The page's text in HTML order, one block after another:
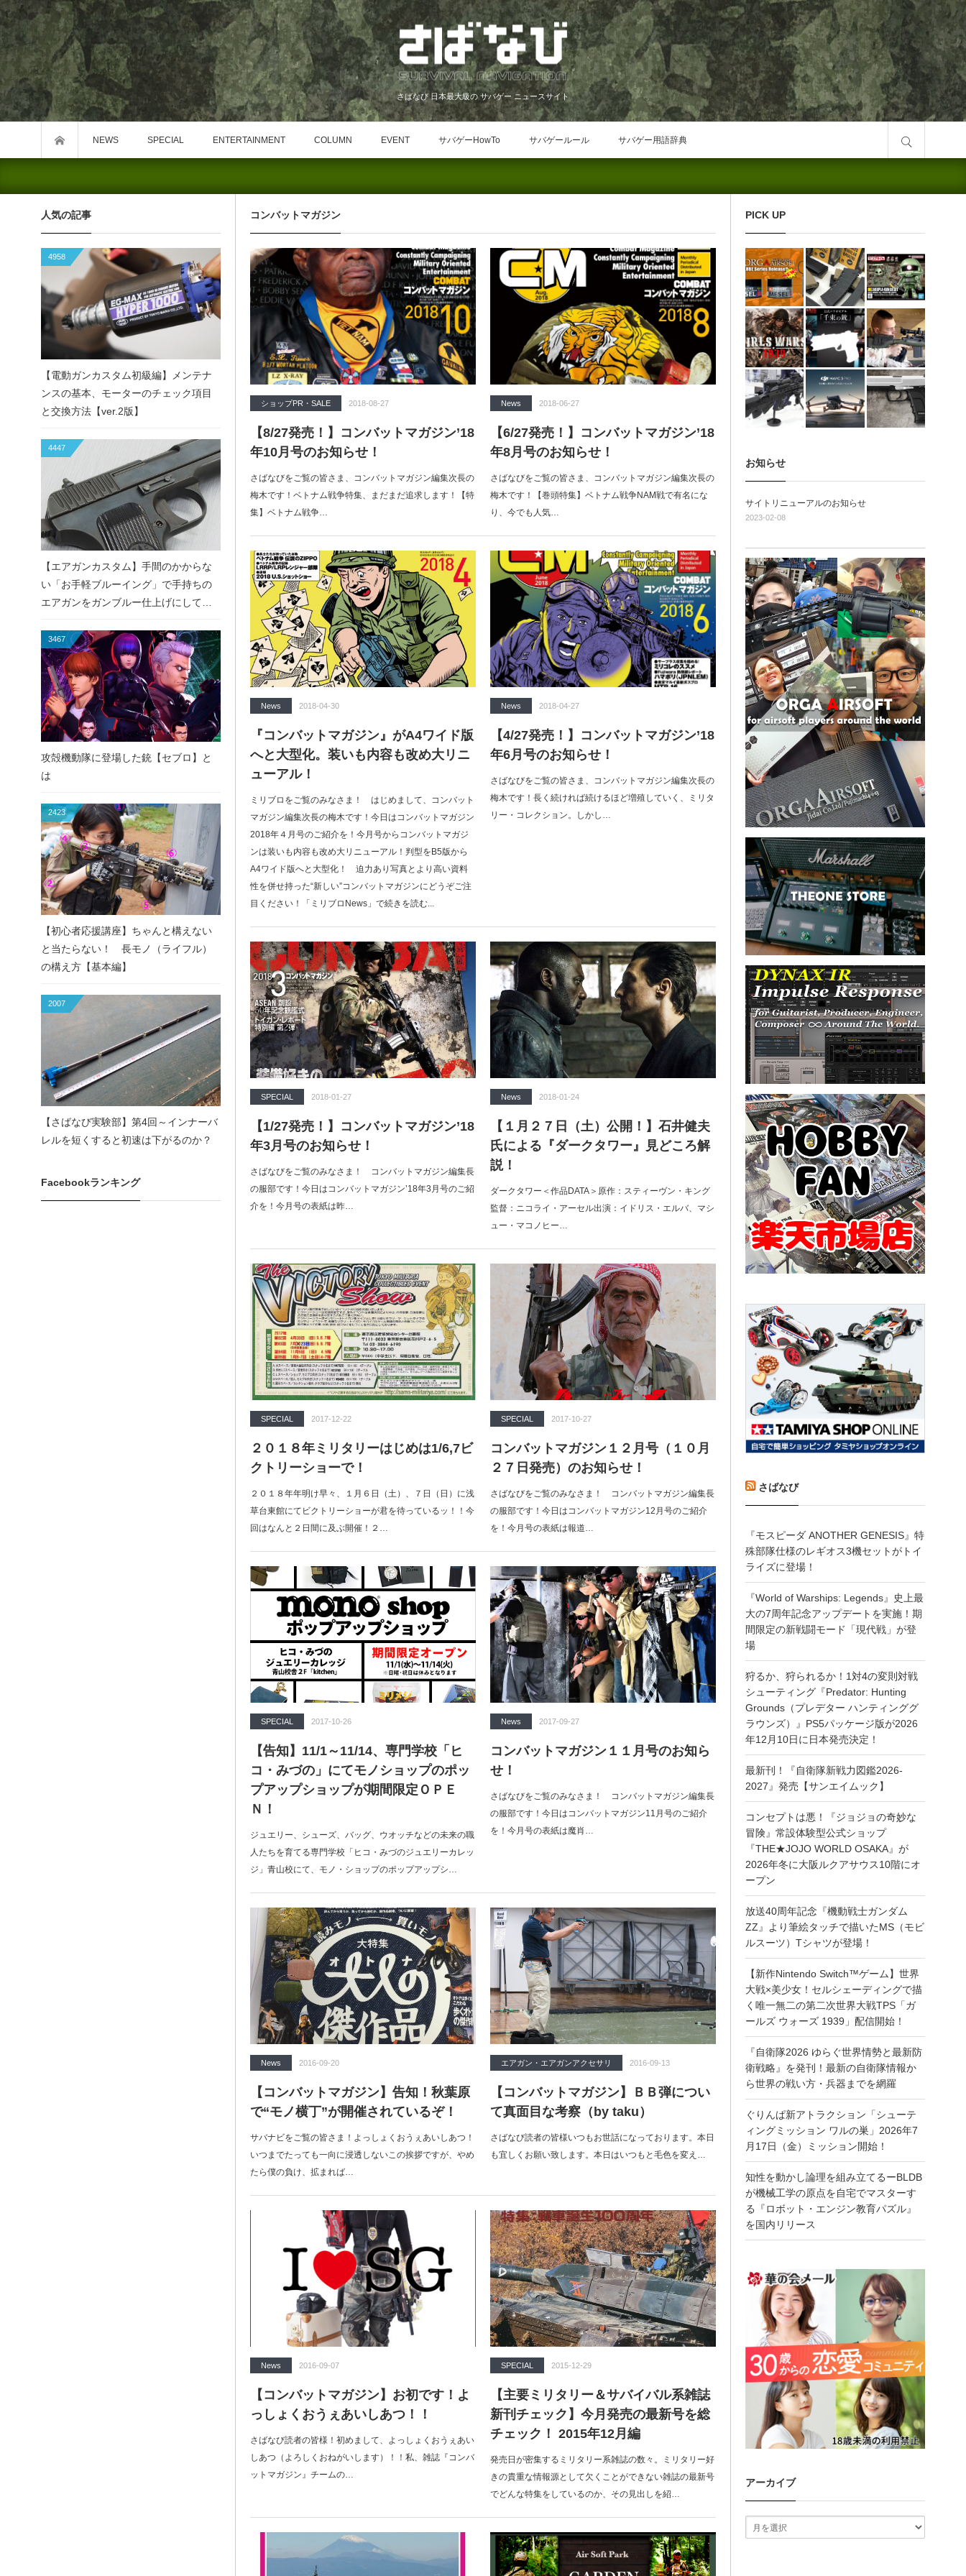
さばなび 日本最大級の サバゲー ニュースサイト
NEWS SPECIAL ENTERTAINMENT COLUMN EVENT サバゲーHowTo サバゲールール サバゲー用語辞典
コンバットマガジン
ショップPR・SALE 2018-08-27
【8/27発売！】コンバットマガジン’18
年10月号のお知らせ！
さばなびをご覧の皆さま、コンバットマガジン編集次長の
梅木です！ベトナム戦争特集、まだまだ追求します！【特
集】ベトナム戦争…
News 2018-06-27
【6/27発売！】コンバットマガジン’18
年8月号のお知らせ！
さばなびをご覧の皆さま、コンバットマガジン編集次長の
梅木です！【巻頭特集】ベトナム戦争NAM戦で有名にな
り、今でも人気…
News 2018-04-30
『コンバットマガジン』がA4ワイド版
へと大型化。装いも内容も改め大リニ
ューアル！
ミリブロをご覧のみなさま！ はじめまして、コンバット
マガジン編集次長の梅木です！今日はコンバットマガジン
2018年４月号のご紹介を！今月号からコンバットマガジ
ンは装いも内容も改め大リニューアル！判型をB5版から
A4ワイド版へと大型化！ 迫力あり写真とより高い資料
性を併せ持った“新しい”コンバットマガジンにどうぞご注
目ください！「ミリブロNews」で続きを読む...
News 2018-04-27
【4/27発売！】コンバットマガジン’18
年6月号のお知らせ！
さばなびをご覧の皆さま、コンバットマガジン編集次長の
梅木です！長く続ければ続けるほど増殖していく、ミリタ
リー・コレクション。しかし…
SPECIAL 2018-01-27
【1/27発売！】コンバットマガジン’18
年3月号のお知らせ！
さばなびをご覧のみなさま！ コンバットマガジン編集長
の服部です！今日はコンバットマガジン’18年3月号のご紹
介を！今月号の表紙は昨…
News 2018-01-24
【１月２７日（土）公開！】石井健夫
氏による『ダークタワー』見どころ解
説！
ダークタワー＜作品DATA＞原作：スティーヴン・キング
監督：ニコライ・アーセル出演：イドリス・エルバ、マシ
ュー・マコノヒー…
SPECIAL 2017-12-22
２０１８年ミリタリーはじめは1/6,7ビ
クトリーショーで！
２０１８年年明け早々、１月６日（土）、７日（日）に浅
草台東館にてビクトリーショーが君を待っているッ！！今
回はなんと２日間に及ぶ開催！２…
SPECIAL 2017-10-27
コンバットマガジン１２月号（１０月
２７日発売）のお知らせ！
さばなびをご覧のみなさま！ コンバットマガジン編集長
の服部です！今日はコンバットマガジン12月号のご紹介
を！今月号の表紙は報道…
SPECIAL 2017-10-26
【告知】11/1～11/14、専門学校「ヒ
コ・みづの」にてモノショップのポッ
プアップショップが期間限定ＯＰＥ
Ｎ！
ジュエリー、シューズ、バッグ、ウオッチなどの未来の職
人たちを育てる専門学校「ヒコ・みづのジュエリーカレッ
ジ」青山校にて、モノ・ショップのポップアップシ…
News 2017-09-27
コンバットマガジン１１月号のお知ら
せ！
さばなびをご覧のみなさま！ コンバットマガジン編集長
の服部です！今日はコンバットマガジン11月号のご紹介
を！今月号の表紙は魔肖…
News 2016-09-20
【コンバットマガジン】告知！秋葉原
で“モノ横丁”が開催されているぞ！
サバナビをご覧の皆さま！よっしょくおうぇあいしあつ！
いつまでたっても一向に浸透しないこの挨拶ですが、やめ
たら僕の負け、拡まれば…
エアガン・エアガンアクセサリ 2016-09-13
【コンバットマガジン】ＢＢ弾につい
て真面目な考察（by taku）
さばなび読者の皆様いつもお世話になっております。本日
も宜しくお願い致します。本日はいつもと毛色を変え…
News 2016-09-07
【コンバットマガジン】お初です！よ
っしょくおうぇあいしあつ！！
さばなび読者の皆様！初めまして、よっしょくおうぇあい
しあつ（よろしくおねがいします）！！私、雑誌『コンバ
ットマガジン』チームの…
SPECIAL 2015-12-29
【主要ミリタリー＆サバイバル系雑誌
新刊チェック】今月発売の最新号を総
チェック！ 2015年12月編
発売日が密集するミリタリー系雑誌の数々。ミリタリー好
きの貴重な情報源として欠くことができない雑誌の最新号
でどんな特集をしているのか、その見出しを紹…
人気の記事
4958
【電動ガンカスタム初級編】メンテナ
ンスの基本、モーターのチェック項目
と交換方法【ver.2版】
4447
【エアガンカスタム】手間のかからな
い「お手軽ブルーイング」で手持ちの
エアガンをガンブルー仕上げにしてみ
3467
攻殻機動隊に登場した銃【セブロ】と
は
2423
【初心者応援講座】ちゃんと構えない
と当たらない！ 長モノ（ライフル）
の構え方【基本編】
2007
【さばなび実験部】第4回～インナーバ
レルを短くすると初速は下がるのか？
Facebookランキング
PICK UP
お知らせ
サイトリニューアルのお知らせ
2023-02-08
さばなび
『モスピーダ ANOTHER GENESIS』特
殊部隊仕様のレギオス3機セットがトイ
ライズに登場！
『World of Warships: Legends』史上最
大の7周年記念アップデートを実施！期
間限定の新戦闘モード「現代戦」が登
場
狩るか、狩られるか！1対4の変則対戦
シューティング『Predator: Hunting
Grounds（プレデター ハンティンググ
ラウンズ）』PS5パッケージ版が2026
年12月10日に日本発売決定！
最新刊！『自衛隊新戦力図鑑2026-
2027』発売【サンエイムック】
コンセプトは悪！『ジョジョの奇妙な
冒険』常設体験型公式ショップ
『THE★JOJO WORLD OSAKA』が
2026年冬に大阪ルクアサウス10階にオ
ープン
放送40周年記念『機動戦士ガンダム
ZZ』より筆絵タッチで描いたMS（モビ
ルスーツ）Tシャツが登場！
【新作Nintendo Switch™ゲーム】世界
大戦×美少女！セルシェーディングで描
く唯一無二の第二次世界大戦TPS「ガ
ールズ ウォーズ 1939」配信開始！
『自衛隊2026 ゆらぐ世界情勢と最新防
衛戦略』を発刊！最新の自衛隊情報か
ら世界の戦い方・兵器までを網羅
ぐりんぱ新アトラクション「シューテ
ィングミッション ワルの巣」2026年7
月17日（金）ミッション開始！
知性を動かし論理を組み立てるーBLDB
が機械工学の原点を自宅でマスターす
る『ロボット・エンジン教育パズル』
を国内リリース
アーカイブ